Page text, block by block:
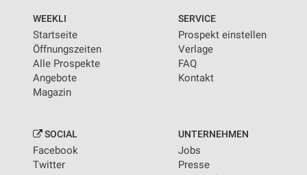
WEEKLI
Startseite
Öffnungszeiten
Alle Prospekte
Angebote
Magazin
SERVICE
Prospekt einstellen
Verlage
FAQ
Kontakt
SOCIAL
Facebook
Twitter
UNTERNEHMEN
Jobs
Presse